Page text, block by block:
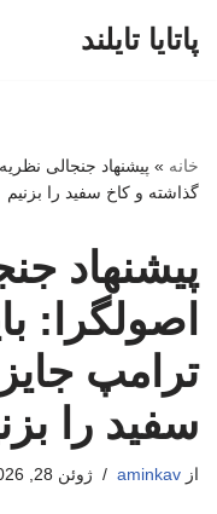
پاتایا تایلند
خانه » پیشنهاد جنجالی
گذاشته و کاخ سفید را بزنیم
پیشنهاد
اصولگرا:
ترامپ
سفید را
از aminkav ژوئن 28, 2026